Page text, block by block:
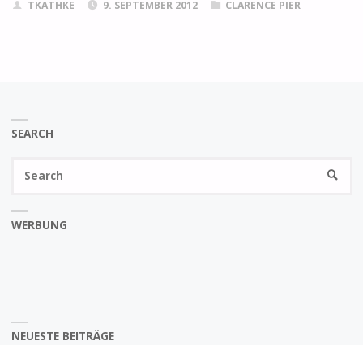
TKATHKE 9. SEPTEMBER 2012 CLARENCE PIER
SEARCH
WERBUNG
NEUESTE BEITRÄGE